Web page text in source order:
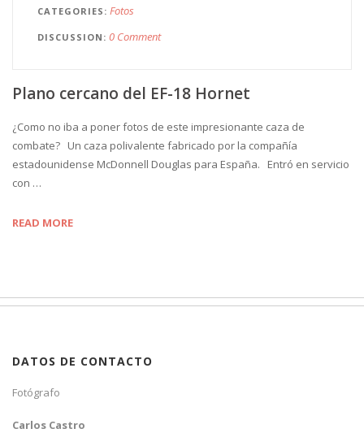
CATEGORIES Fotos
DISCUSSION 0 Comment
Plano cercano del EF-18 Hornet
¿Como no iba a poner fotos de este impresionante caza de
combate? Un caza polivalente fabricado por la compañía
estadounidense McDonnell Douglas para España. Entró en servicio
con …
READ MORE
DATOS DE CONTACTO
Fotógrafo
Carlos Castro